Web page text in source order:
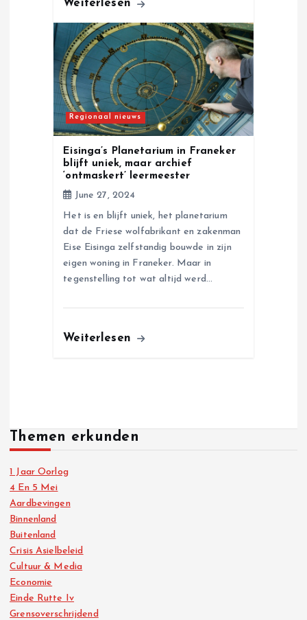
Weiterlesen
Regionaal nieuws
Eisinga’s Planetarium in Franeker
blijft uniek, maar archief
‘ontmaskert’ leermeester
June 27, 2024
Het is en blijft uniek, het planetarium
dat de Friese wolfabrikant en zakenman
Eise Eisinga zelfstandig bouwde in zijn
eigen woning in Franeker. Maar in
tegenstelling tot wat altijd werd…
Weiterlesen
Themen erkunden
1 Jaar Oorlog
4 En 5 Mei
Aardbevingen
Binnenland
Buitenland
Crisis Asielbeleid
Cultuur & Media
Economie
Einde Rutte Iv
Grensoverschrijdend